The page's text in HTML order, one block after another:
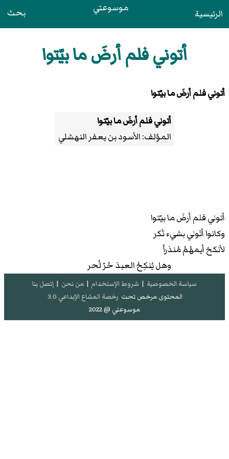
الرئيسية موسوعتي بحث
أتوني فلم أرضَ ما بيّتوا
أتوني فلم أرضَ ما بيّتوا
أتوني فلم أرضَ ما بيّتوا
المؤلف:الأسود بن يعفر النهشلي
أتوني فلم أرضَ ما بيّتوا
وكانوا أتَوني بشيء نُكر
لأنكحَ أيمهُمُ مُنذراً
وهل يُنكِحُ العبدَ حُرّ لُحر
سياسة الخصوصية | شروط الإستخدام | من نحن | إتصل بنا
المحتوى مرخص تحت رخصة المشاع الإبداعي 3.0
موسوعتي @ 2022